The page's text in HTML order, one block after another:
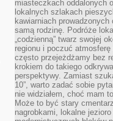
miasteczkach oddalonych
lokalnych szlakach
kawiarniach
samą rodzinę. Podróże
„codzienną” twarz swojej
regionu i poczuć
często przejeżdżamy bez
krokiem do takiego
perspektywy. Zamiast
10”, warto zadać sobie
nie widziałem, choć mam
Może to być stary
nagrobkami, lokalne